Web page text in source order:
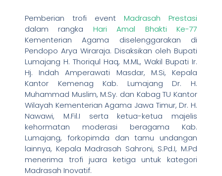
Pemberian trofi event Madrasah Prestasi
dalam rangka Hari Amal Bhakti Ke-77
Kementerian Agama diselenggarakan di
Pendopo Arya Wiraraja. Disaksikan oleh Bupati
Lumajang H. Thoriqul Haq, M.ML, Wakil Bupati Ir.
Hj. Indah Amperawati Masdar, M.Si, Kepala
Kantor Kemenag Kab. Lumajang Dr. H.
Muhammad Muslim, M.Sy. dan Kabag TU Kantor
Wilayah Kementerian Agama Jawa Timur, Dr. H.
Nawawi, M.Fil.I serta ketua-ketua majelis
kehormatan moderasi beragama Kab.
Lumajang, forkopimda dan tamu undangan
lainnya, Kepala Madrasah Sahroni, S.Pd.I, M.Pd
menerima trofi juara ketiga untuk kategori
Madrasah Inovatif.